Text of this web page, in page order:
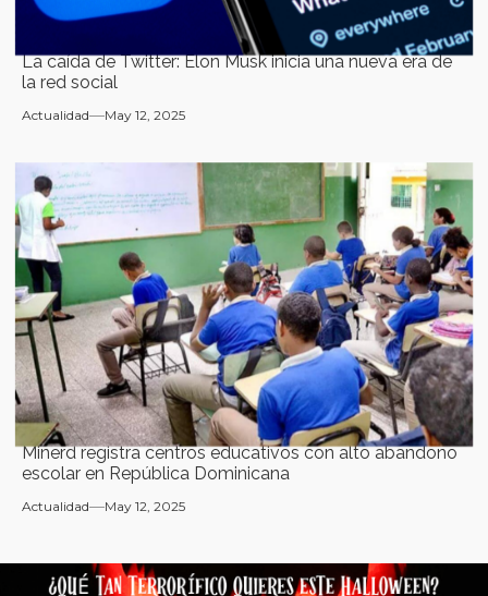
La caída de Twitter: Elon Musk inicia una nueva era de
la red social
Actualidad May 12, 2025
Minerd registra centros educativos con alto abandono
escolar en República Dominicana
Actualidad May 12, 2025